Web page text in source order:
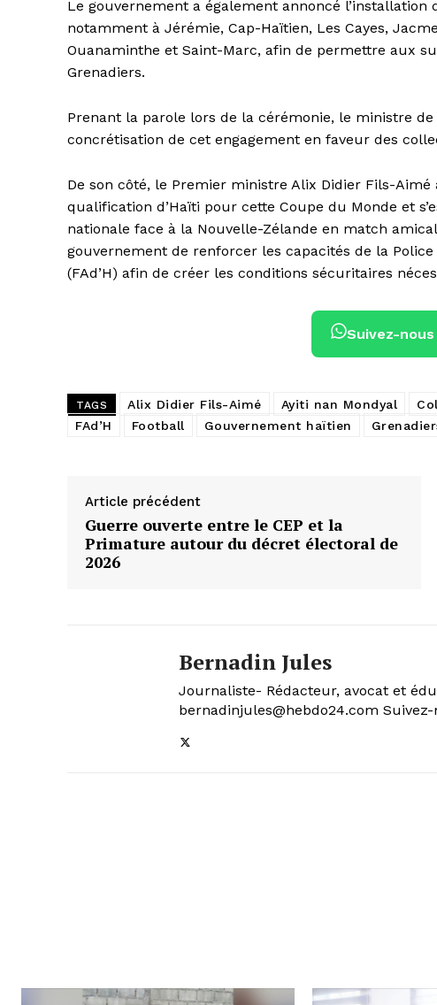
Le gouvernement a également annoncé
notamment à Jérémie, Cap-Haïtien, Les Cayes,
Ouanaminthe et Saint-Marc, afin de permettre aux
Grenadiers.
Prenant la parole lors de la cérémonie, le ministre
concrétisation de cet engagement en faveur des
De son côté, le Premier ministre Alix Didier Fils-
qualification d’Haïti pour cette Coupe du Monde et
nationale face à la Nouvelle-Zélande en match
gouvernement de renforcer les capacités de la Police
(FAd’H) afin de créer les conditions sécuritaires
Suivez-
TAGS Alix Didier Fils-Aimé Ayiti nan Mondyal
FAd’H
Football Gouvernement haïtien
Article précédent
Guerre ouverte entre le CEP et la
Primature autour du décret électoral de
2026
Bernadin Jules
Journaliste- Rédacteur, avocat et
bernadinjules@hebdo24.com